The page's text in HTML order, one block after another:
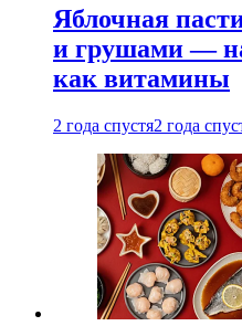
Яблочная
и грушами —
как витамины
2 года спустя2 года